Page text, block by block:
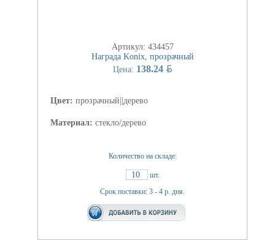
Артикул: 434457
Награда Konix, прозрачный
Цена: 138.24 BYN
Цвет: прозрачный||дерево
Материал: стекло/дерево
Количество на складе:
10
шт.
Срок поставки: 3 - 4 р. дня.